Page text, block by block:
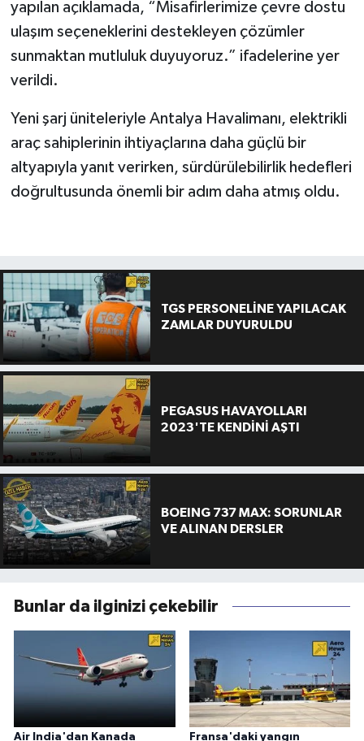
yapılan açıklamada, “Misafirlerimize çevre dostu
ulaşım seçeneklerini destekleyen çözümler
sunmaktan mutluluk duyuyoruz.” ifadelerine yer
verildi.
Yeni şarj üniteleriyle Antalya Havalimanı, elektrikli
araç sahiplerinin ihtiyaçlarına daha güçlü bir
altyapıyla yanıt verirken, sürdürülebilirlik hedefleri
doğrultusunda önemli bir adım daha atmış oldu.
TGS PERSONELİNE YAPILACAK
ZAMLAR DUYURULDU
PEGASUS HAVAYOLLARI
2023'TE KENDİNİ AŞTI
BOEING 737 MAX: SORUNLAR
VE ALINAN DERSLER
Bunlar da ilginizi çekebilir
Air India'dan Kanada Fransa'daki yangın